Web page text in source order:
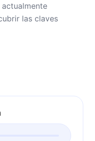
las claves